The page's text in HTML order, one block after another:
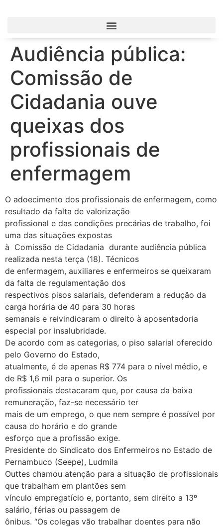
Audiência pública:
Comissão de
Cidadania ouve
queixas dos
profissionais de
enfermagem
O adoecimento dos profissionais de enfermagem, como
resultado da falta de valorização
profissional e das condições precárias de trabalho, foi
uma das situações expostas
à Comissão de Cidadania durante audiência pública
realizada nesta terça (18). Técnicos
de enfermagem, auxiliares e enfermeiros se queixaram
da falta de regulamentação dos
respectivos pisos salariais, defenderam a redução da
carga horária de 40 para 30 horas
semanais e reivindicaram o direito à aposentadoria
especial por insalubridade.
De acordo com as categorias, o piso salarial oferecido
pelo Governo do Estado,
atualmente, é de apenas R$ 774 para o nível médio, e
de R$ 1,6 mil para o superior. Os
profissionais destacaram que, por causa da baixa
remuneração, faz-se necessário ter
mais de um emprego, o que nem sempre é possível por
causa do horário e do grande
esforço que a profissão exige.
Presidente do Sindicato dos Enfermeiros no Estado de
Pernambuco (Seepe), Ludmila
Outtes chamou atenção para a situação de profissionais
que trabalham em plantões sem
vínculo empregatício e, portanto, sem direito a 13º
salário, férias ou passagem de
ônibus. “Os colegas vão trabalhar doentes para não